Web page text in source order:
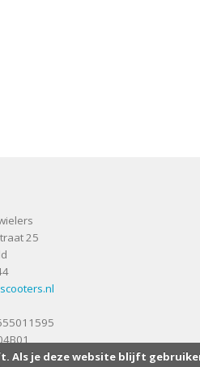
25
Als je deze website blijft